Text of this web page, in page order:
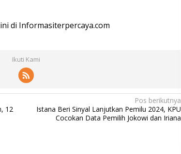
di Informasiterpercaya.com
Ikuti Kami
12
Pos berikutnya
Istana Beri Sinyal Lanjutkan Pemilu 2024, KPU
Cocokan Data Pemilih Jokowi dan Iriana